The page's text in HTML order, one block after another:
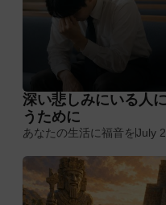
深い悲しみにいる人
うために
あなたの生活に福音をJuly